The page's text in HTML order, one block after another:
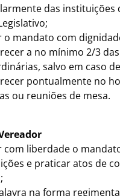
das instituições
o mandato com
a no mínimo 2/3
salvo em caso
pontualmente no
ou reuniões de mesa.
com liberdade o
e praticar atos de
na forma